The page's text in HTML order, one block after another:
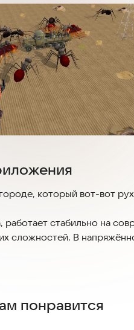
который вот-вот
работает стабильно на
сложностей. В
мутанты.
мутантов. Это не
выживай
понравится